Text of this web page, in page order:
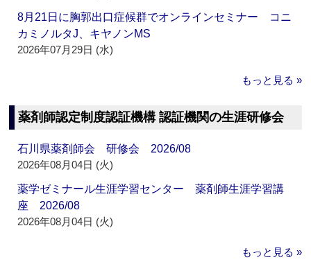
8月21日に胸郭出口症候群でオンラインセミナー コニ
カミノルタJ、キヤノンMS
2026年07月29日 (水)
もっと見る »
薬剤師認定制度認証機構 認証機関の生涯研修会
石川県薬剤師会 研修会 2026/08
2026年08月04日 (火)
薬学ゼミナール生涯学習センター 薬剤師生涯学習講
座 2026/08
2026年08月04日 (火)
もっと見る »